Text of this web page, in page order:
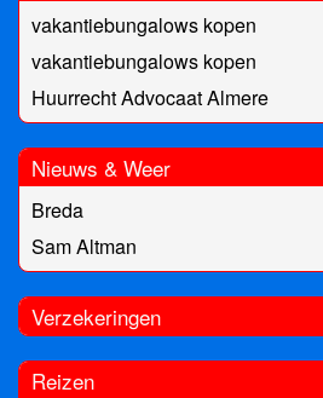
vakantiebungalows kopen
vakantiebungalows kopen
Huurrecht Advocaat Almere
Nieuws & Weer
Breda
Sam Altman
Verzekeringen
Reizen